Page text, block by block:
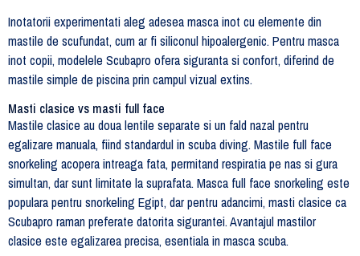
Inotatorii experimentati aleg adesea masca inot cu elemente din
mastile de scufundat, cum ar fi siliconul hipoalergenic. Pentru masca
inot copii, modelele Scubapro ofera siguranta si confort, diferind de
mastile simple de piscina prin campul vizual extins.
Masti clasice vs masti full face
Mastile clasice au doua lentile separate si un fald nazal pentru
egalizare manuala, fiind standardul in scuba diving. Mastile full face
snorkeling acopera intreaga fata, permitand respiratia pe nas si gura
simultan, dar sunt limitate la suprafata. Masca full face snorkeling este
populara pentru snorkeling Egipt, dar pentru adancimi, masti clasice ca
Scubapro raman preferate datorita sigurantei. Avantajul mastilor
clasice este egalizarea precisa, esentiala in masca scuba.